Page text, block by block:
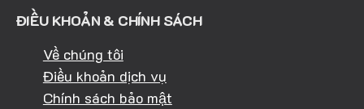
ĐIỀU KHOẢN & CHÍNH SÁCH
Về chúng tôi
Điều khoản dịch vụ
Chính sách bảo mật